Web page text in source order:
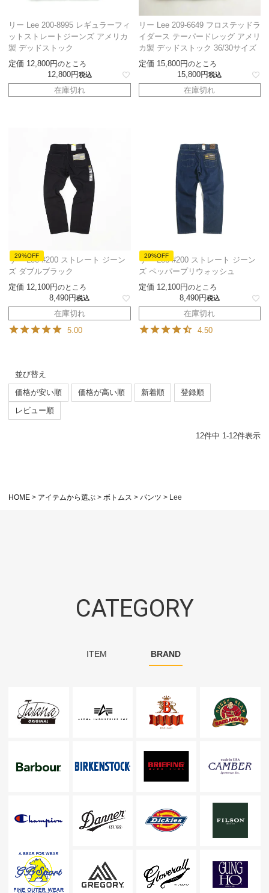
リー Lee 200-8995 レギュラーフィ
ットストレートジーンズ アメリカ
製 デッドストック
定価 12,800 のところ
12,800 税込
在庫切れ
リー Lee 209-6649 フロステッドラ
イダース テーパードレッグ アメリ
カ製 デッドストック 36/30サイズ
定価 15,800 のところ
15,800 税込
在庫切れ
29%OFF
リー Lee #200 ストレート ジーン
ズ ダブルブラック
定価 12,100 のところ
8,490 税込
在庫切れ
5.00
29%OFF
リー Lee #200 ストレート ジーン
ズ ペッパープリウォッシュ
定価 12,100 のところ
8,490 税込
在庫切れ
4.50
並び替え
価格が安い順
価格が高い順 新着順
登録順
レビュー順
12件中 1-12件表示
HOME アイテムから選ぶ ボトムス パンツ Lee
CATEGORY
ITEM BRAND